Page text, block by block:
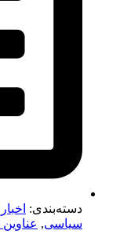
دسته‌بندی: اخبار
سیاسی,عناوین